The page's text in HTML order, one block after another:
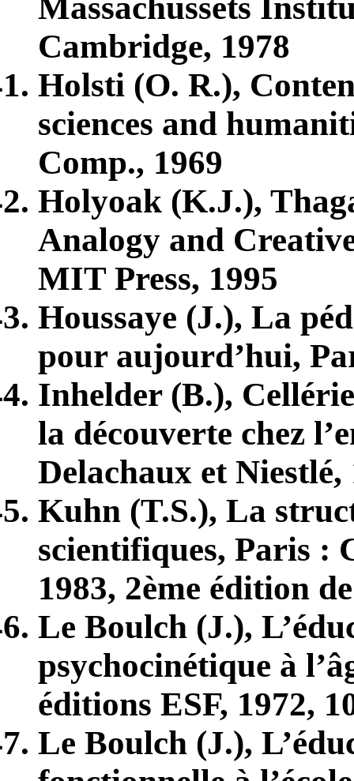
Massachussets
Cambridge, 1978
Holsti (O. R.),
sciences and
Comp., 1969
Holyoak (K.J.),
Analogy and
MIT Press, 1995
Houssaye (J.), La
pour aujourd’hui,
Inhelder (B.),
la découverte chez
Delachaux et Niestlé,
Kuhn (T.S.), La
scientifiques, Paris :
1983, 2ème édition
Le Boulch (J.),
psychocinétique à
éditions ESF, 1972,
Le Boulch (J.),